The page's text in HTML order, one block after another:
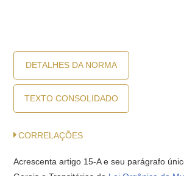
DETALHES DA NORMA
TEXTO CONSOLIDADO
CORRELAÇÕES
Acrescenta artigo 15-A e seu parágrafo